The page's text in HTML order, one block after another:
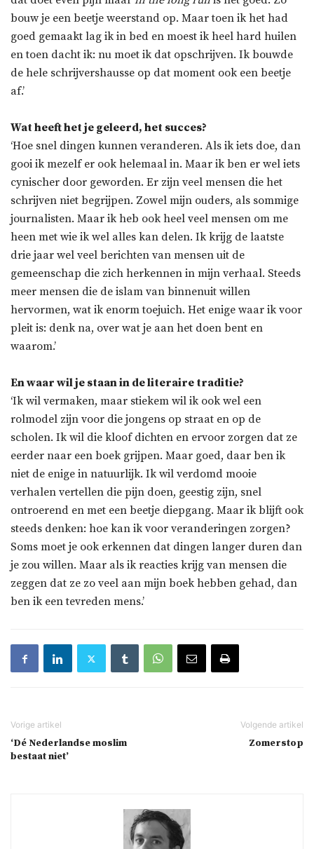
bouw je een beetje weerstand op. Maar toen ik het had
goed gemaakt lag ik in bed en moest ik heel hard huilen
en toen dacht ik: nu moet ik dat opschrijven. Ik bouwde
de hele schrijvershausse op dat moment ook een beetje
af.’
Wat heeft het je geleerd, het succes?
‘Hoe snel dingen kunnen veranderen. Als ik iets doe, dan
gooi ik mezelf er ook helemaal in. Maar ik ben er wel iets
cynischer door geworden. Er zijn veel mensen die het
schrijven niet begrijpen. Zowel mijn ouders, als sommige
journalisten. Maar ik heb ook heel veel mensen om me
heen met wie ik wel alles kan delen. Ik krijg de laatste
drie jaar wel veel berichten van mensen uit de
gemeenschap die zich herkennen in mijn verhaal. Steeds
meer mensen die de islam van binnenuit willen
hervormen, wat ik enorm toejuich. Het enige waar ik voor
pleit is: denk na, over wat je aan het doen bent en
waarom.’
En waar wil je staan in de literaire traditie?
‘Ik wil vermaken, maar stiekem wil ik ook wel een
rolmodel zijn voor die jongens op straat en op de
scholen. Ik wil die kloof dichten en ervoor zorgen dat ze
eerder naar een boek grijpen. Maar goed, daar ben ik
niet de enige in natuurlijk. Ik wil verdomd mooie
verhalen vertellen die pijn doen, geestig zijn, snel
ontroerend en met een beetje diepgang. Maar ik blijft ook
steeds denken: hoe kan ik voor veranderingen zorgen?
Soms moet je ook erkennen dat dingen langer duren dan
je zou willen. Maar als ik reacties krijg van mensen die
zeggen dat ze zo veel aan mijn boek hebben gehad, dan
ben ik een tevreden mens.’
‘Dé Nederlandse moslim
bestaat niet’
Zomerstop